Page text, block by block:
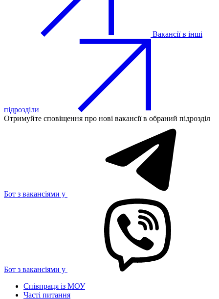
Вакансії в інші
підрозділи
Отримуйте сповіщення про нові вакансії в обраний підрозділ
Бот з вакансіями у
Бот з вакансіями у
Співпраця із МОУ
Часті питання